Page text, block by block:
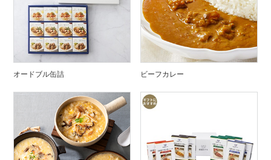
オードブル缶詰 ビーフカレー